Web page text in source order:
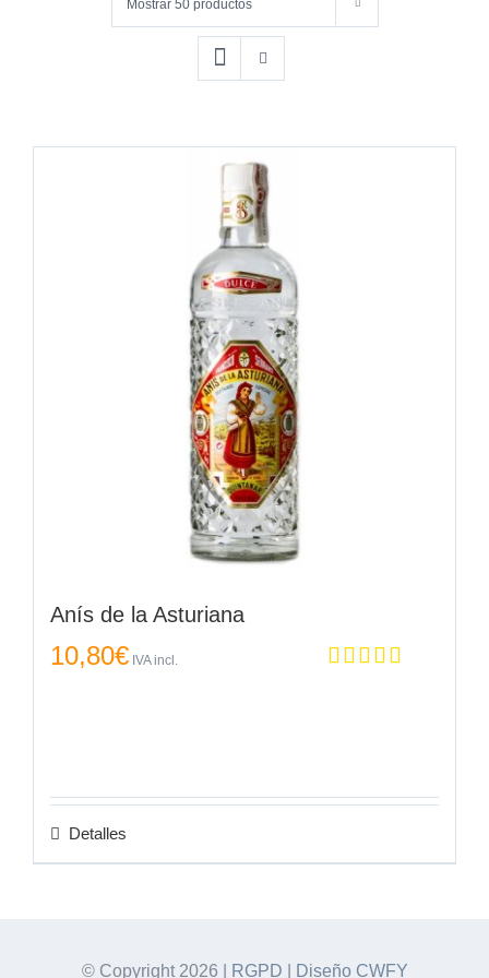
Mostrar 50 productos
Anís de la Asturiana
10,80€ IVA incl.
Detalles
© Copyright 2026 | RGPD Diseño CWFY